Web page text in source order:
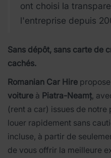
ont choisi la
l'entreprise depuis
Sans dépôt, sans carte de
cachés.
Romanian Car Hire
voiture à Piatra-Neamț,
(rent a car) issues de
louer rapidement sans
incluse, à partir de
de vous offrir la meilleure